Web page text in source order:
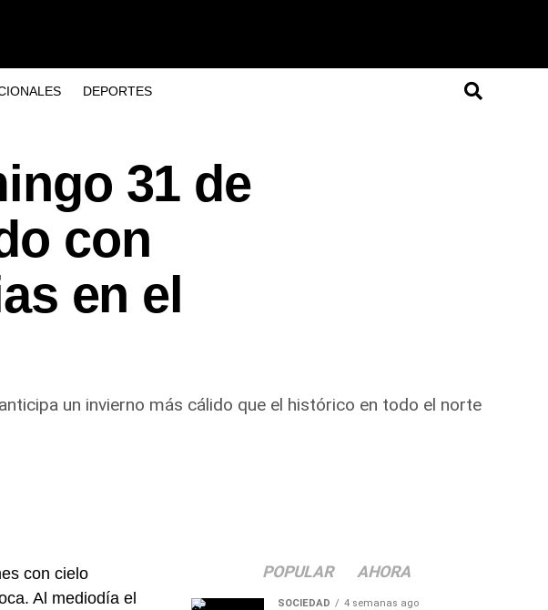
DEPORTES
31 de
con
en el
un invierno más cálido que el histórico en todo el norte
con cielo
Al mediodía el
POPULAR AHORA
SOCIEDAD 4 semanas ago